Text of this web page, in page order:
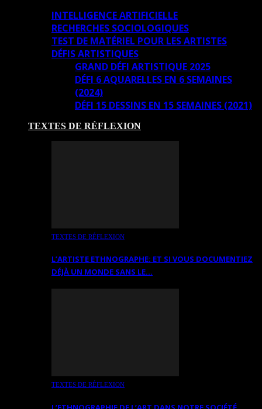
INTELLIGENCE ARTIFICIELLE
RECHERCHES SOCIOLOGIQUES
TEST DE MATÉRIEL POUR LES ARTISTES
DÉFIS ARTISTIQUES
GRAND DÉFI ARTISTIQUE 2025
DÉFI 6 AQUARELLES EN 6 SEMAINES
(2024)
DÉFI 15 DESSINS EN 15 SEMAINES (2021)
TEXTES DE RÉFLEXION
TEXTES DE RÉFLEXION
L’ARTISTE ETHNOGRAPHE: ET SI VOUS DOCUMENTIEZ
DÉJÀ UN MONDE SANS LE…
TEXTES DE RÉFLEXION